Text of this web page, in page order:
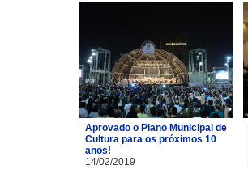
Aprovado o Plano Municipal de
Cultura para os próximos 10
anos!
14/02/2019